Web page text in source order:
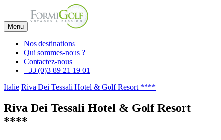
Menu
Nos destinations
Qui sommes-nous ?
Contactez-nous
+33 (0)3 89 21 19 01
Italie Riva Dei Tessali Hotel & Golf Resort ****
Riva Dei Tessali Hotel & Golf Resort
****